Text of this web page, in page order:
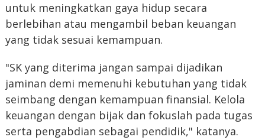
untuk meningkatkan gaya hidup secara
berlebihan atau mengambil beban keuangan
yang tidak sesuai kemampuan.
"SK yang diterima jangan sampai dijadikan
jaminan demi memenuhi kebutuhan yang tidak
seimbang dengan kemampuan finansial. Kelola
keuangan dengan bijak dan fokuslah pada tugas
serta pengabdian sebagai pendidik," katanya.